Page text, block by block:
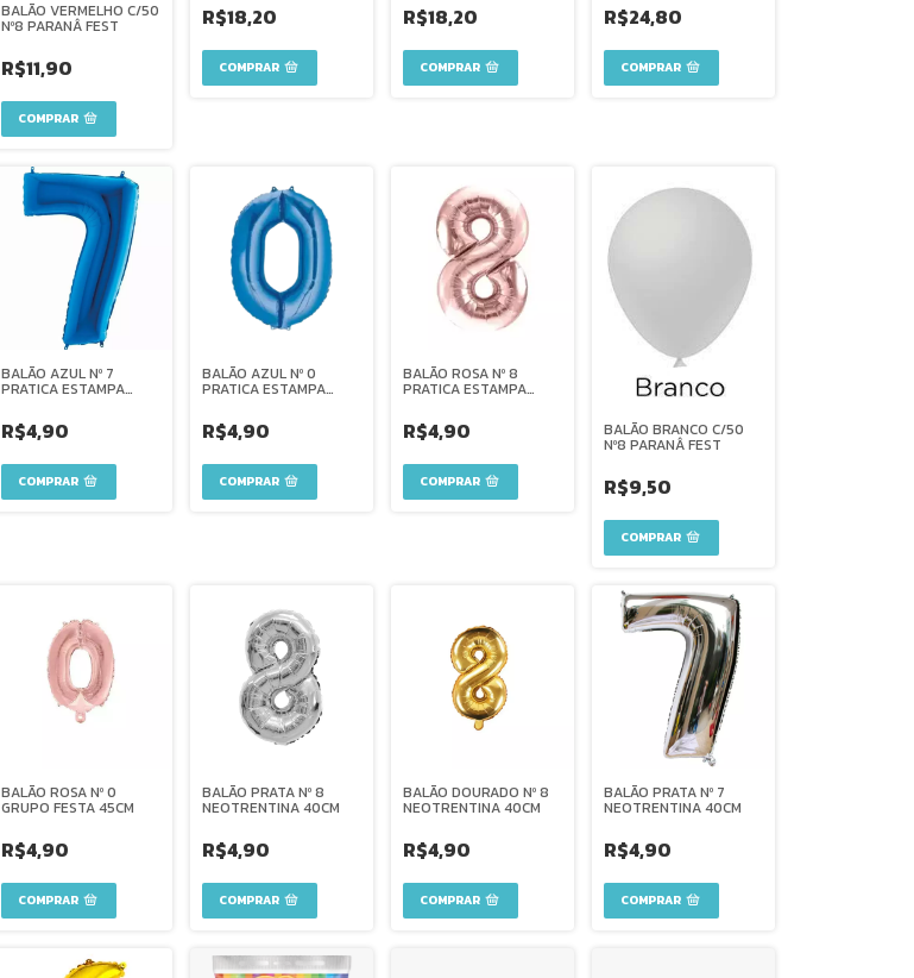
BALÃO VERMELHO C/50
Nº8 PARANÂ FEST
R$11,90
R$18,20 R$18,20 R$24,80
BALÃO AZUL Nº 7
PRATICA ESTAMPA
R$4,90
BALÃO AZUL Nº 0
PRATICA ESTAMPA
R$4,90
BALÃO ROSA Nº 8
PRATICA ESTAMPA
R$4,90 BALÃO BRANCO C/50
Nº8 PARANÂ FEST
R$9,50
BALÃO ROSA Nº 0
GRUPO FESTA 45CM
R$4,90
BALÃO PRATA Nº 8
NEOTRENTINA 40CM
R$4,90
BALÃO DOURADO Nº 8
NEOTRENTINA 40CM
R$4,90
BALÃO PRATA Nº 7
NEOTRENTINA 40CM
R$4,90